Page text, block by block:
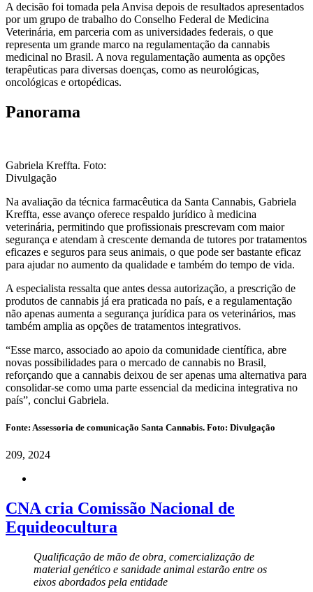
A decisão foi tomada pela Anvisa depois de resultados apresentados
por um grupo de trabalho do Conselho Federal de Medicina
Veterinária, em parceria com as universidades federais, o que
representa um grande marco na regulamentação da cannabis
medicinal no Brasil. A nova regulamentação aumenta as opções
terapêuticas para diversas doenças, como as neurológicas,
oncológicas e ortopédicas.
Panorama
Gabriela Kreffta. Foto:
Divulgação
Na avaliação da técnica farmacêutica da Santa Cannabis, Gabriela
Kreffta, esse avanço oferece respaldo jurídico à medicina
veterinária, permitindo que profissionais prescrevam com maior
segurança e atendam à crescente demanda de tutores por tratamentos
eficazes e seguros para seus animais, o que pode ser bastante eficaz
para ajudar no aumento da qualidade e também do tempo de vida.
A especialista ressalta que antes dessa autorização, a prescrição de
produtos de cannabis já era praticada no país, e a regulamentação
não apenas aumenta a segurança jurídica para os veterinários, mas
também amplia as opções de tratamentos integrativos.
“Esse marco, associado ao apoio da comunidade científica, abre
novas possibilidades para o mercado de cannabis no Brasil,
reforçando que a cannabis deixou de ser apenas uma alternativa para
consolidar-se como uma parte essencial da medicina integrativa no
país”, conclui Gabriela.
Fonte: Assessoria de comunicação Santa Cannabis. Foto: Divulgação
209, 2024
CNA cria Comissão Nacional de
Equideocultura
Qualificação de mão de obra, comercialização de
material genético e sanidade animal estarão entre os
eixos abordados pela entidade